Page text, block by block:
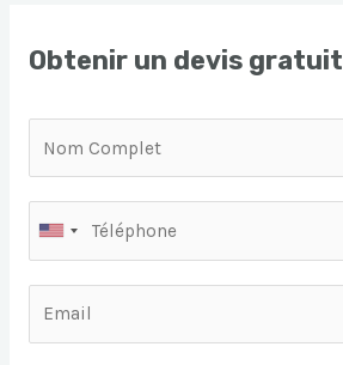
Obtenir un devis gratuit